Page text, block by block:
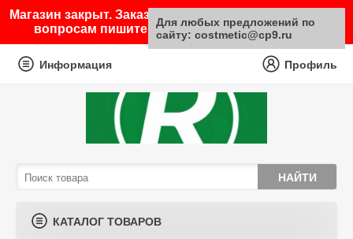
Магазин закрыт. Заказы не принимаются. По любым
вопросам пишите на почту sale@costmetic.ru
Информация Профиль
КАТАЛОГ ТОВАРОВ
Для любых предложений по
сайту: costmetic@cp9.ru